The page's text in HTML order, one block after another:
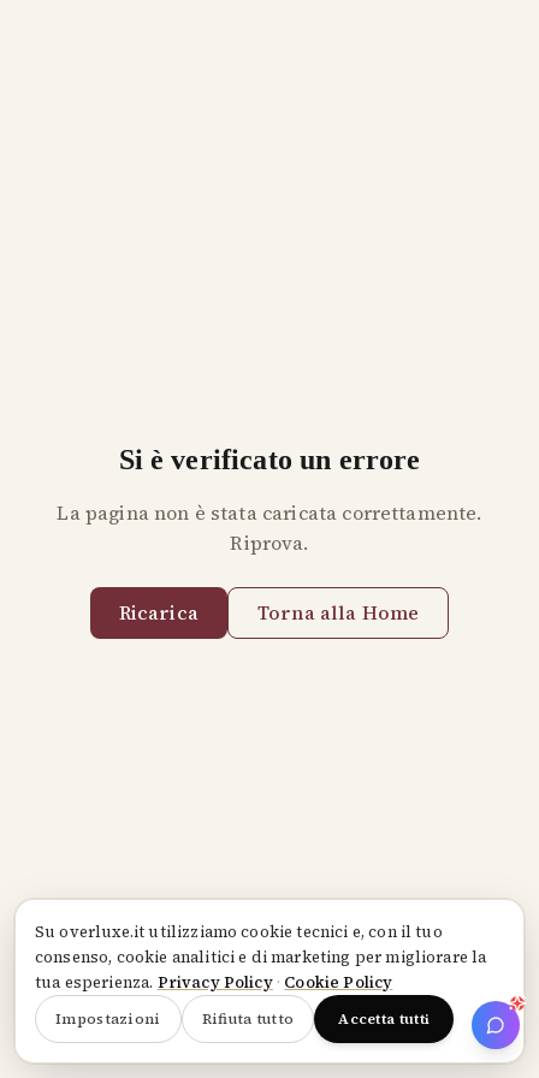
Suoverluxe.itutilizziamo cookie tecnici e, con il tuo
consenso, cookie analitici e di marketing per migliorare la
tua esperienza. Privacy Policy· Cookie Policy
Impostazioni Rifiuta tutto Accetta tutti
Si è verificato un errore
La pagina non è stata caricata correttamente.
Riprova.
Ricarica Torna alla Home